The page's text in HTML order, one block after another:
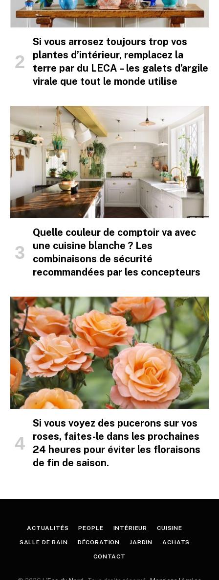
Si vous arrosez toujours trop vos
plantes d’intérieur, remplacez la
terre par du LECA – les galets d’argile
virale que tout le monde utilise
Quelle couleur de comptoir va avec
une cuisine blanche ? Les
combinaisons de sécurité
recommandées par les concepteurs
Si vous voyez des pucerons sur vos
roses, faites-le dans les prochaines
24 heures pour éviter les floraisons
de fin de saison.
ACTUALITÉS PEOPLE INTÉRIEUR CUISINE
SALLE DE BAIN DÉCORATION JARDIN ACHATS
CONTACT